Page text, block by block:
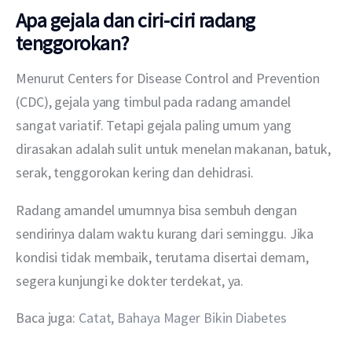
Apa gejala dan ciri-ciri radang
tenggorokan?
Menurut Centers for Disease Control and Prevention
(CDC), gejala yang timbul pada radang amandel
sangat variatif. Tetapi gejala paling umum yang
dirasakan adalah sulit untuk menelan makanan, batuk,
serak, tenggorokan kering dan dehidrasi.
Radang amandel umumnya bisa sembuh dengan
sendirinya dalam waktu kurang dari seminggu. Jika
kondisi tidak membaik, terutama disertai demam,
segera kunjungi ke dokter terdekat, ya.
Baca juga: Catat, Bahaya Mager Bikin Diabetes